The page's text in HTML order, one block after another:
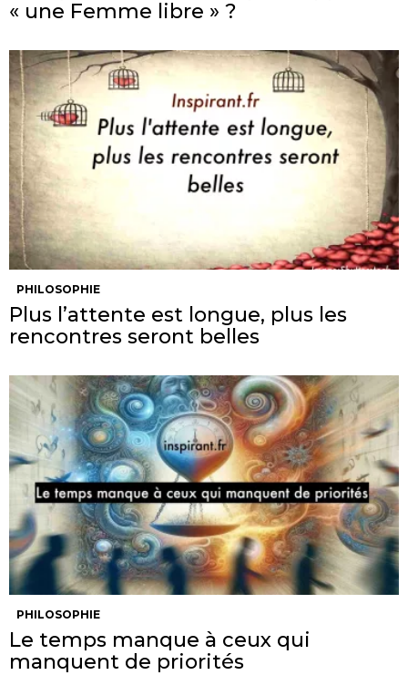
« une Femme libre » ?
PHILOSOPHIE
Plus l’attente est longue, plus les
rencontres seront belles
PHILOSOPHIE
Le temps manque à ceux qui
manquent de priorités